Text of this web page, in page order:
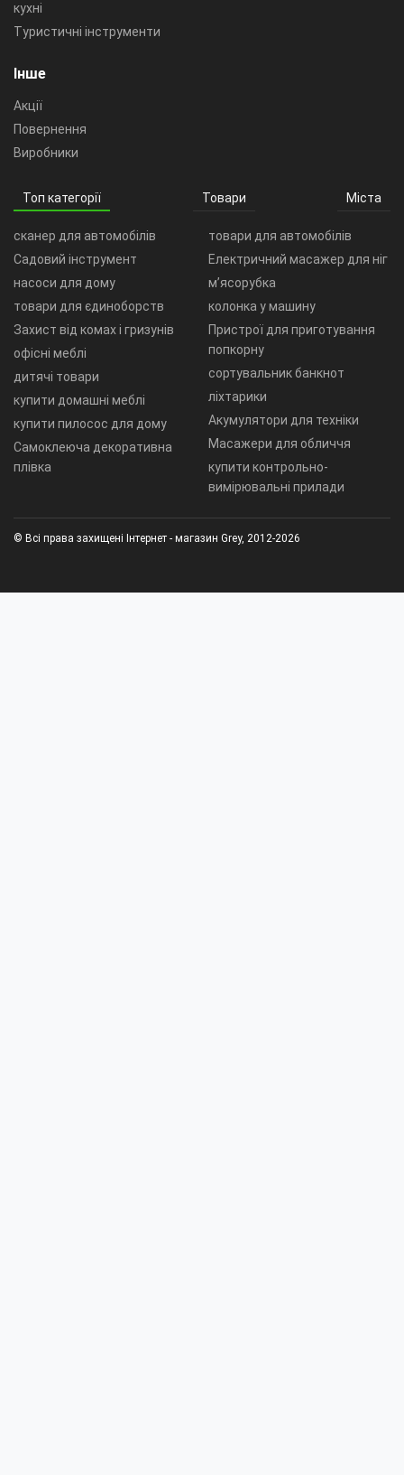
кухні
Туристичні інструменти
Інше
Акції
Повернення
Виробники
Топ категорії Товари Міста
сканер для автомобілів
Садовий інструмент
насоси для дому
товари для єдиноборств
Захист від комах і гризунів
офісні меблі
дитячі товари
купити домашні меблі
купити пилосос для дому
Самоклеюча декоративна
плівка
товари для автомобілів
Електричний масажер для ніг
м’ясорубка
колонка у машину
Пристрої для приготування
попкорну
сортувальник банкнот
ліхтарики
Акумулятори для техніки
Масажери для обличчя
купити контрольно-
вимірювальні прилади
© Всі права захищені Інтернет - магазин Grey, 2012-2026